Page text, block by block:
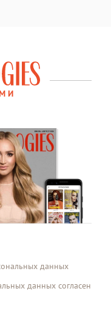
данных
данных согласен